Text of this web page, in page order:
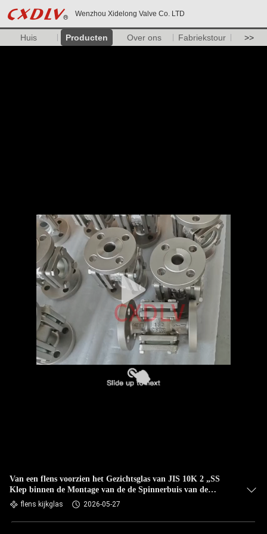
Wenzhou Xidelong Valve Co. LTD
Huis Producten Over ons Fabriekstour >>
Van een flens voorzien het Gezichtsglas van JIS 10K 2 „SS
Klep binnen de Montage van de de Spinnerbuis van de
Plaatdrijvende kracht
flens kijkglas 2026-05-27